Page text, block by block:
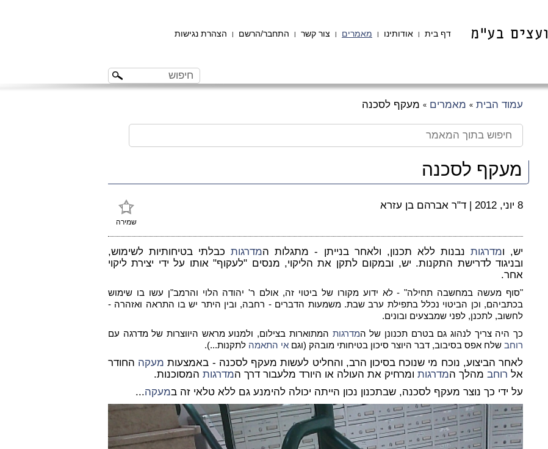
דף בית | אודותינו | מאמרים | צור קשר | התחבר/הרשם | הצהרת נגישות
עמוד הבית » מאמרים » מעקף לסכנה
מעקף לסכנה
שמירה
8 יוני, 2012 | ד"ר אברהם בן עזרא
יש, ומדרגות נבנות ללא תכנון, ולאחר בנייתן - מתגלות המדרגותכבלתי בטיחותיות לשימוש,
ובניגוד לדרישת התקנות. יש, ובמקום לתקן את הליקוי, מנסים "לעקוף" אותו על ידי יצירת ליקוי
אחר.
"סוף מעשה במחשבה תחילה" - לא ידוע מקורו של ביטוי זה, אולם ר' יהודה הלוי והרמב"ן עשו בו שימוש
בכתביהם, וכן הביטוי נכלל בתפילת ערב שבת. משמעות הדברים - רחבה, ובין היתר יש בו התראה ואזהרה -
לחשוב, לתכנן, לפני שמבצעים ובונים.
כך היה צריך לנהוג גם בטרם תכנונן של המדרגות המתוארות בצילום, ולמנוע מראש היווצרות של מדרגה עם
רוחב שלח אפס בסיבוב, דבר היוצר סיכון בטיחותי מובהק (וגם אי התאמה לתקנות...).
לאחר הביצוע, נוכח מי שנוכח בסיכון הרב, והחליט לעשות מעקף לסכנה - באמצעות מעקה החודר
אל רוחב מהלך המדרגות ומרחיק את העולה או היורד מלעבור דרך המדרגות המסוכנות.
על ידי כך נוצר מעקף לסכנה, שבתכנון נכון הייתה יכולה להימנע גם ללא טלאי זה במעקה...